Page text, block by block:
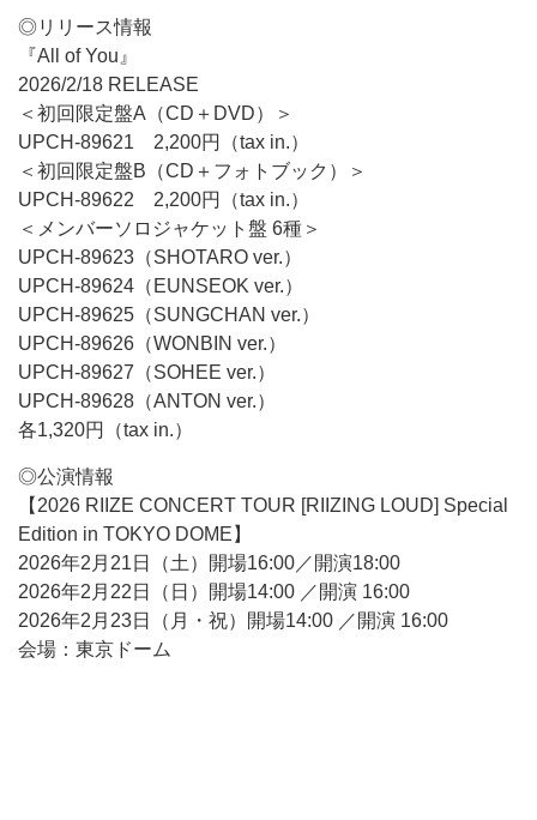
◎リリース情報
『All of You』
2026/2/18 RELEASE
＜初回限定盤A（CD＋DVD）＞
UPCH-89621 2,200円（tax in.）
＜初回限定盤B（CD＋フォトブック）＞
UPCH-89622 2,200円（tax in.）
＜メンバーソロジャケット盤 6種＞
UPCH-89623（SHOTARO ver.）
UPCH-89624（EUNSEOK ver.）
UPCH-89625（SUNGCHAN ver.）
UPCH-89626（WONBIN ver.）
UPCH-89627（SOHEE ver.）
UPCH-89628（ANTON ver.）
各1,320円（tax in.）
◎公演情報
【2026 RIIZE CONCERT TOUR [RIIZING LOUD] Special
Edition in TOKYO DOME】
2026年2月21日（土）開場16:00／開演18:00
2026年2月22日（日）開場14:00 ／開演 16:00
2026年2月23日（月・祝）開場14:00 ／開演 16:00
会場：東京ドーム